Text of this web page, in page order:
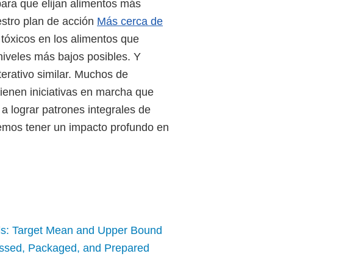
que elijan alimentos más
plan de acción Más cerca de
en los alimentos que
más bajos posibles. Y
similar. Muchos de
iniciativas en marcha que
lograr patrones integrales de
tener un impacto profundo en
Target Mean and Upper Bound
Packaged, and Prepared